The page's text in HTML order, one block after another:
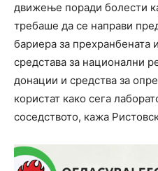
движење поради болести
требаше да се направи
бариера за прехранбената
средстава за национални
донации и средства за
користат како сега
соседството, кажа